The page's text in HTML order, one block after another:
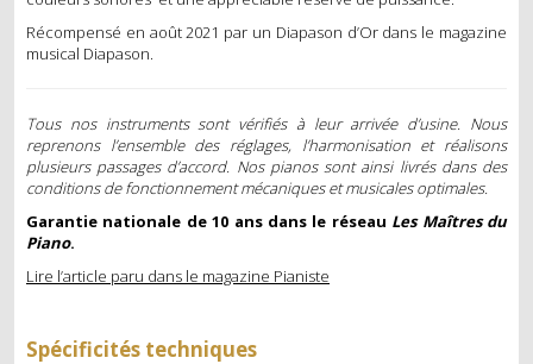
MÉTRONOMES
DIVERS
OCCASIONS
PIANOS À QUEUE
PIANOS NUMÉRIQUES
Récompensé en août 2021 par un Diapason d’Or dans le magazine
musical Diapason.
Tous nos instruments sont vérifiés à leur arrivée d’usine. Nous
reprenons l’ensemble des réglages, l’harmonisation et réalisons
plusieurs passages d’accord. Nos pianos sont ainsi livrés dans des
conditions de fonctionnement mécaniques et musicales optimales.
Garantie nationale de 10 ans dans le réseau Les Maîtres du
Piano.
Lire l’article paru dans le magazine Pianiste
Spécificités techniques